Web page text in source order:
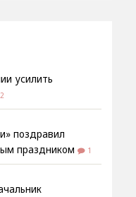
усилить
2
поздравил
праздником
1